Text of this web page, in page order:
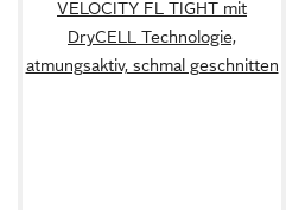
VELOCITY FL TIGHT mit
DryCELL Technologie,
atmungsaktiv, schmal geschnitten